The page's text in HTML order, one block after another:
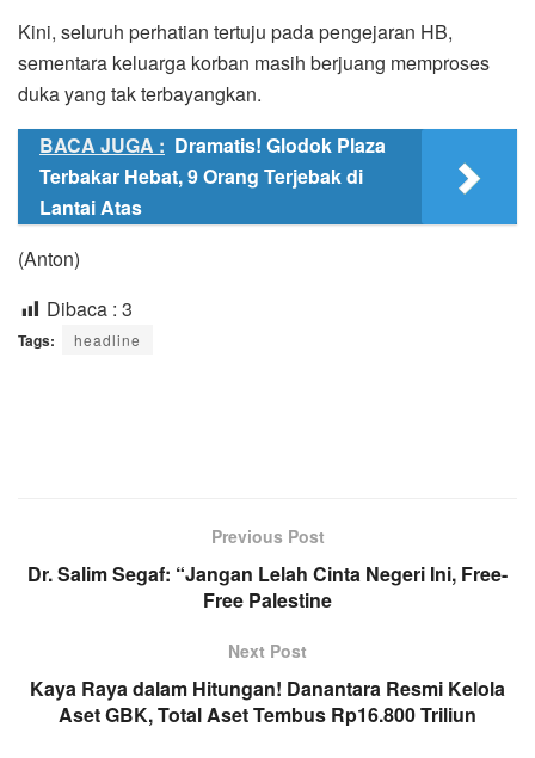
Kini, seluruh perhatian tertuju pada pengejaran HB,
sementara keluarga korban masih berjuang memproses
duka yang tak terbayangkan.
BACA JUGA : Dramatis! Glodok Plaza
Terbakar Hebat, 9 Orang Terjebak di
Lantai Atas
(Anton)
Dibaca : 3
Tags: headline
Previous Post
Dr. Salim Segaf: “Jangan Lelah Cinta Negeri Ini, Free-
Free Palestine
Next Post
Kaya Raya dalam Hitungan! Danantara Resmi Kelola
Aset GBK, Total Aset Tembus Rp16.800 Triliun